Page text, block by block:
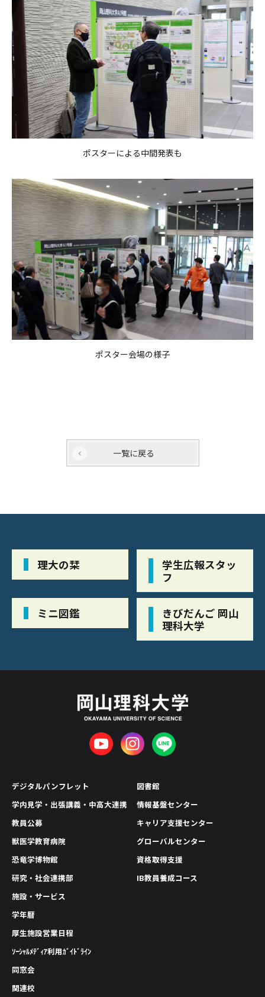
ポスターによる中間発表も
ポスター会場の様子
一覧に戻る
理大の栞
学生広報スタッ
フ
ミニ図鑑
きびだんご 岡山
理科大学
デジタルパンフレット
学内見学・出張講義・中高大連携
教員公募
獣医学教育病院
恐竜学博物館
研究・社会連携部
図書館
情報基盤センター
キャリア支援センター
グローバルセンター
資格取得支援
IB教員養成コース
施設・サービス
学年暦
厚生施設営業日程
ｿｰｼｬﾙﾒﾃﾞｨｱ利用ｶﾞｲﾄﾞﾗｲﾝ
同窓会
関連校